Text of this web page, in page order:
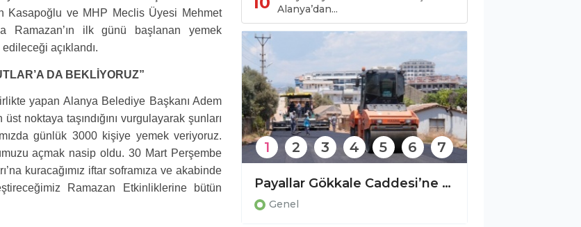
Kasapoğlu ve MHP Meclis Üyesi Mehmet
Ramazan’ın ilk günü başlanan yemek
açıklandı.
DA BEKLİYORUZ”
yapan Alanya Belediye Başkanı Adem
noktaya taşındığını vurgulayarak şunları
günlük 3000 kişiye yemek veriyoruz.
açmak nasip oldu. 30 Mart Perşembe
kuracağımız iftar soframıza ve akabinde
Ramazan Etkinliklerine bütün
Alanya’dan...
Bülent Kandemir: ” Seçilmiş iradeye gölge düşürülemez.” Payallar Gökkale Caddesi’ne sıcak asfalt
Genel
1 2 3 4 5 6 7